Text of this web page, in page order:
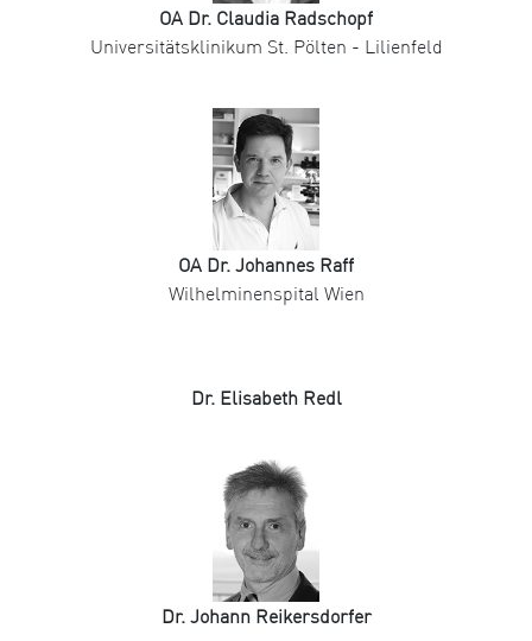
OA Dr. Claudia Radschopf
Universitätsklinikum St. Pölten - Lilienfeld
OA Dr. Johannes Raff
Wilhelminenspital Wien
Dr. Elisabeth Redl
Dr. Johann Reikersdorfer